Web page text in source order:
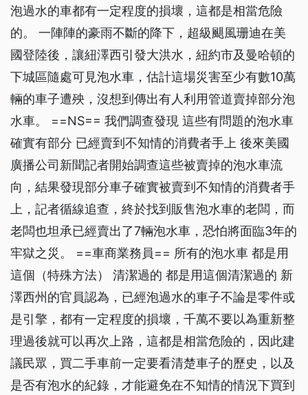
泡過水的車都有一定程度的損壞，這都是相當危險
的。 一陣陣的豪雨不斷的降下，超級颶風珊迪在美
國登陸後，讓紐澤西引發大洪水，紐約市及曼哈頓的
下城區隨處可見泡水車，估計這場災害至少有數10萬
輛的車子遭殃，沒想到傳出有人利用管道賣掉部分泡
水車。 ==NS== 我們調查發現 這些有問題的泡水車
確實有部分 已經賣到不知情的消費者手上 後來美國
廣播公司新聞記者開始調查這些被賣掉的泡水車流
向，結果發現部分車子確實被賣到不知情的消費者手
上，記者循線追查，終於找到販售泡水車的老闆，而
老闆也坦承已經賣出了7輛泡水車，恐怕將面臨3年的
牢獄之災。 ==車商業務員== 所有的泡水車 都是用
這個（特殊方法） 清潔過的 都是用這個清潔過的 新
澤西州的官員認為，已經泡過水的車子不論是零件或
是引擎，都有一定程度的損壞，千萬不要以為重新整
理過後就可以再次上路，這都是相當危險的，因此建
議民眾，買二手車前一定要看清楚車子的歷史，以及
是否有泡水的紀錄，才能避免在不知情的情況下買到